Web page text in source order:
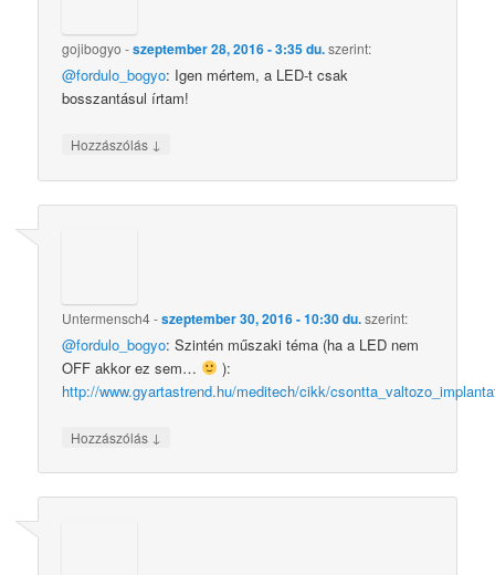
gojibogyo -szeptember 28, 2016 - 3:35 du.szerint:
@fordulo_bogyo: Igen mértem, a LED-t csak
bosszantásul írtam!
Hozzászólás ↓
Untermensch4-szeptember 30, 2016 - 10:30 du.szerint:
@fordulo_bogyo: Szintén műszaki téma (ha a LED nem
OFF akkor ez sem…
):
http://www.gyartastrend.hu/meditech/cikk/
Hozzászólás ↓